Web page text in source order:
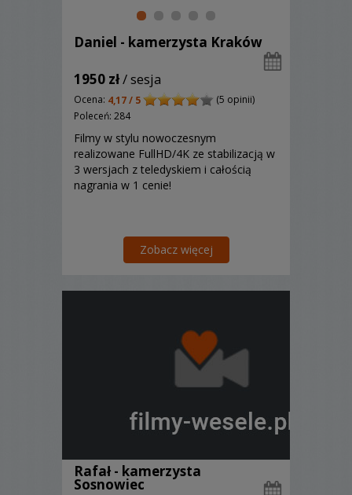
Daniel - kamerzysta Kraków
1950 zł/ sesja
Ocena: 4,17 / 5
(5 opinii)
Poleceń: 284
Filmy w stylu nowoczesnym
realizowane FullHD/4K ze stabilizacją w
3 wersjach z teledyskiem i całością
nagrania w 1 cenie!
Zobacz więcej
Rafał - kamerzysta
Sosnowiec